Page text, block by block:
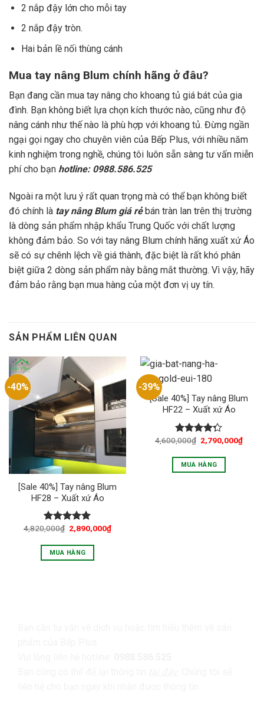
2 nắp đậy lớn cho mỗi tay
2 nắp đậy tròn.
Hai bản lề nối thùng cánh
Mua tay nâng Blum chính hãng ở đâu?
Bạn đang cần mua tay nâng cho khoang tủ giá bát của gia
đình. Bạn không biết lựa chọn kích thước nào, cũng như độ
nâng cánh như thế nào là phù hợp với khoang tủ. Đừng ngần
ngại gọi ngay cho chuyên viên của Bếp Plus, với nhiều năm
kinh nghiệm trong nghề, chúng tôi luôn sẵn sàng tư vấn miễn
phí cho bạn hotline: 0988.586.525
Ngoài ra một lưu ý rất quan trọng mà có thể bạn không biết
đó chính là tay nâng Blum giá rẻbán tràn lan trên thị trường
là dòng sản phẩm nhập khẩu Trung Quốc với chất lượng
không đảm bảo. So với tay nâng Blum chính hãng xuất xứ Áo
sẽ có sự chênh lệch về giá thành, đặc biệt là rất khó phân
biệt giữa 2 dòng sản phẩm này bằng mắt thường. Vì vậy, hãy
đảm bảo rằng bạn mua hàng của một đơn vị uy tín.
SẢN PHẨM LIÊN QUAN
-40%
[Sale 40%] Tay nâng Blum
HF28 – Xuất xứ Áo
Được xếp
5 sao
4,820,000₫ 2,890,000₫
MUA HÀNG
-39%
[Sale 40%] Tay nâng Blum
HF22 – Xuất xứ Áo
Được xếp
5 sao
4,600,000₫ 2,790,000₫
MUA HÀNG